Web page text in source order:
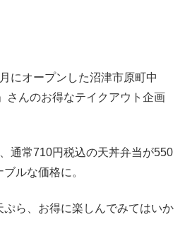
にオープンした沼津市原町中
さんのお得なテイクアウト企画
通常710円税込の天丼弁当が550
ルな価格に。
ぷら、お得に楽しんでみてはいか